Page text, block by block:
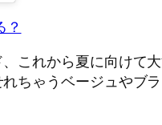
？
これから夏に向けて
ちゃうベージュやブ